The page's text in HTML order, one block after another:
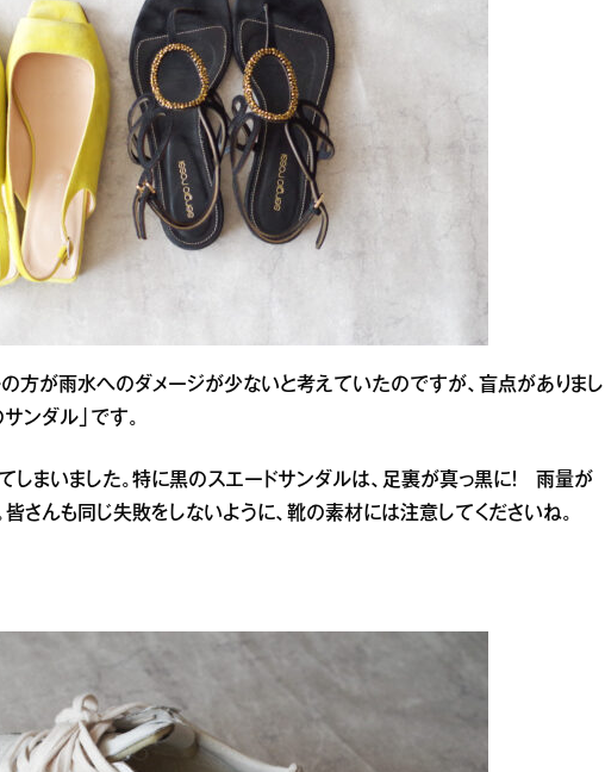
の方が雨水へのダメージが少ないと考えていたのですが、盲点がありまし
ンダル」です。
しまいました。特に黒のスエードサンダルは、足裏が真っ黒に！ 雨量が
さんも同じ失敗をしないように、靴の素材には注意してくださいね。